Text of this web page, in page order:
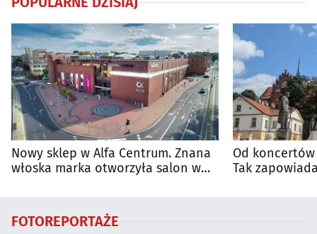
Nowy sklep w Alfa Centrum. Znana
włoska marka otworzyła salon w
Od
Tak
FOTOREPORTAŻE